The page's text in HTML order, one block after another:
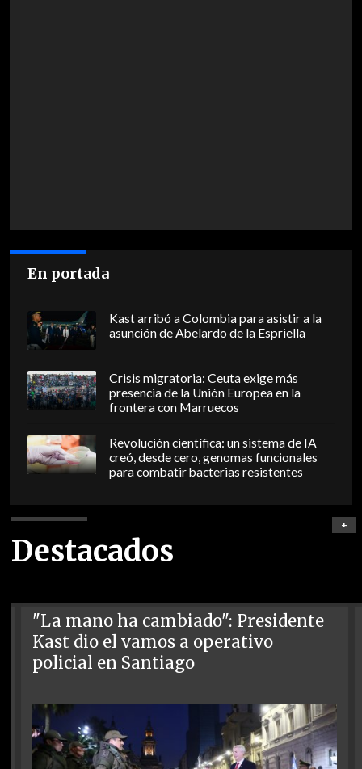
En portada
Kast arribó a Colombia para asistir a la
asunción de Abelardo de la Espriella
Crisis migratoria: Ceuta exige más
presencia de la Unión Europea en la
frontera con Marruecos
Revolución científica: un sistema de IA
creó, desde cero, genomas funcionales
para combatir bacterias resistentes
Destacados
+
"La mano ha cambiado": Presidente
Kast dio el vamos a operativo
policial en Santiago